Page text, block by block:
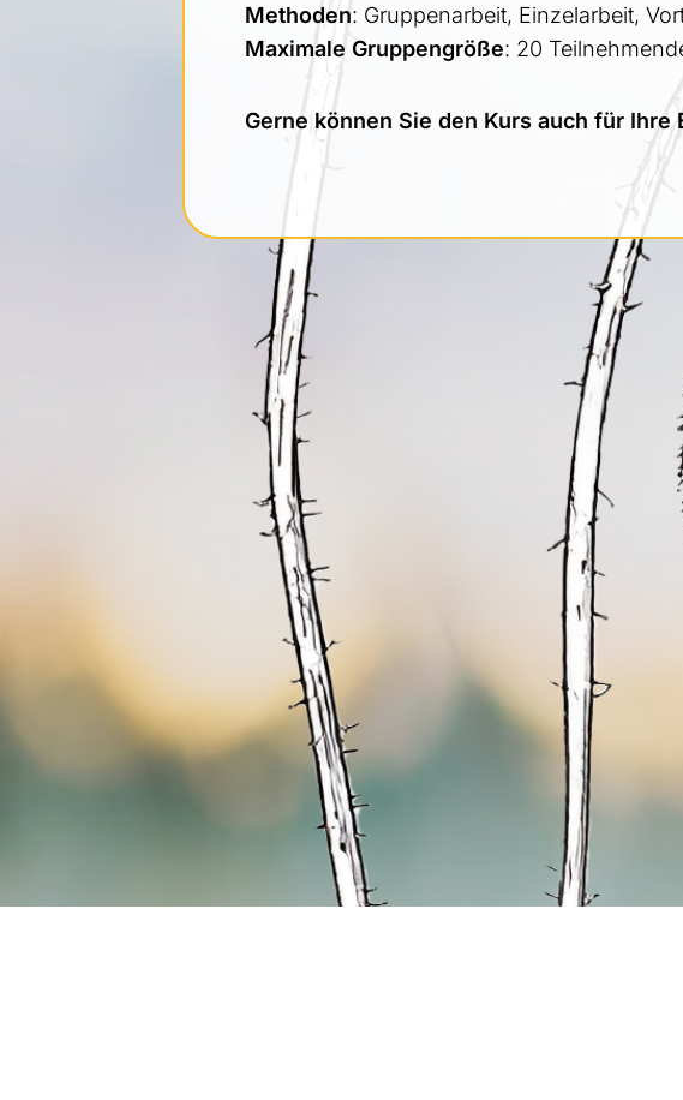
Methoden: Gruppenarbeit, Einzelarbeit,
Maximale Gruppengröße: 20
Gerne können Sie den Kurs auch für